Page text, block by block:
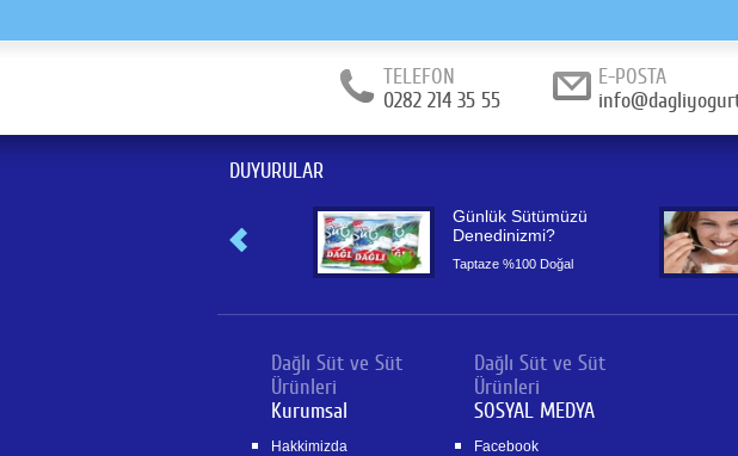
TELEFON
0282 214 35 55
E-POSTA
DUYURULAR
Günlük Sütümüzü
Denedinizmi?
Taptaze %100 Doğal
Dağlı Süt ve Süt
Ürünleri
Kurumsal
Hakkimizda
Dağlı Süt ve Süt
Ürünleri
SOSYAL MEDYA
Facebook